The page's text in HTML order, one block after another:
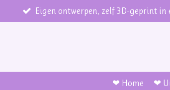
direct
Eigen ontwerpen, zelf 3D-geprint in
❤ Home ❤